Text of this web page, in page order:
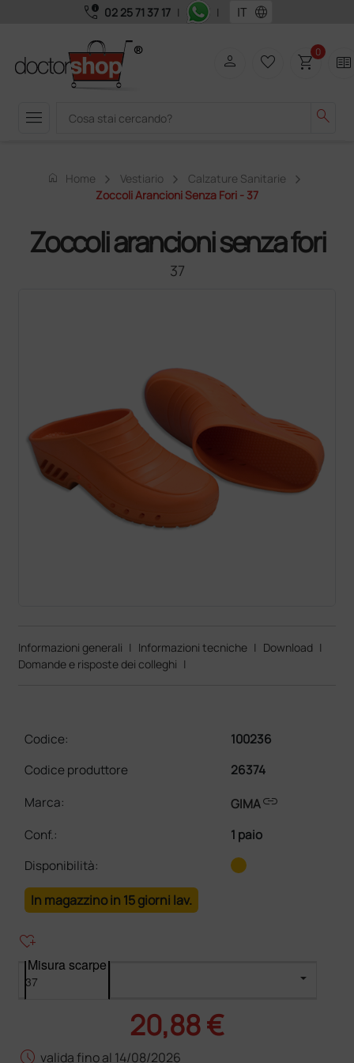
call_quality 02 25 71 37 17 | | language
menu search
person favorite_border shopping_cart0 two_pager
home Home Vestiario
Calzature Sanitarie
Zoccoli Arancioni Senza Fori - 37
Zoccoli arancioni senza fori
37
Informazioni generali | Informazioni tecniche | Download |
Domande e risposte dei colleghi |
Codice:
100236
Codice produttore
26374
Marca:
GIMAlink
Conf.:
1 paio
Disponibilità:
In magazzino in 15 giorni lav.
heart_plus
Misura scarpe
20,88 €
schedule valida fino al 14/08/2026